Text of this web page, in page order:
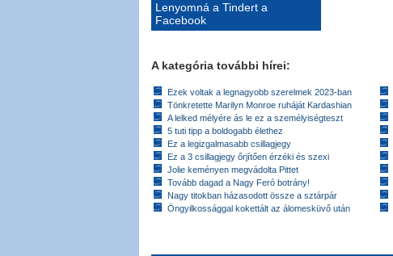
Lenyomná a Tindert a
Facebook
A kategória további hírei:
Ezek voltak a legnagyobb szerelmek 2023-ban
Tönkretette Marilyn Monroe ruháját Kardashian
A lelked mélyére ás le ez a személyiségteszt
5 tuti tipp a boldogabb élethez
Ez a legizgalmasabb csillagjegy
Ez a 3 csillagjegy őrjítően érzéki és szexi
Jolie keményen megvádolta Pittet
Tovább dagad a Nagy Feró botrány!
Nagy titokban házasodott össze a sztárpár
Öngyilkossággal kokettált az álomesküvő után